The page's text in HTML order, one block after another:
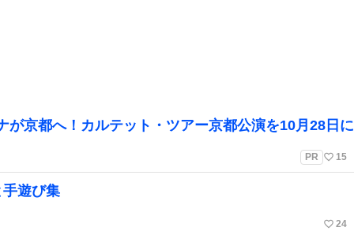
京都へ！カルテット・ツアー京都公演を10月28日に
PR favorite_border 15
手遊び集
favorite_border 24